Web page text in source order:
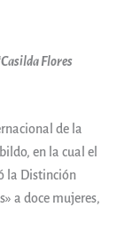
Flores
de la
en la cual el
la Distinción
a doce mujeres,